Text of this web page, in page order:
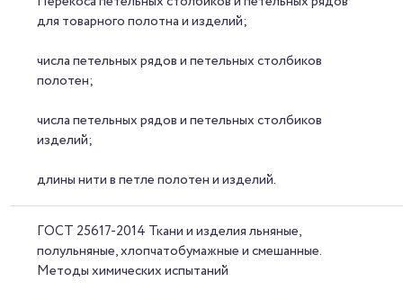
для товарного полотна и изделий;
числа петельных рядов и петельных столбиков
полотен;
числа петельных рядов и петельных столбиков
изделий;
длины нити в петле полотен и изделий.
ГОСТ 25617-2014 Ткани и изделия льняные,
полульняные, хлопчатобумажные и смешанные.
Методы химических испытаний